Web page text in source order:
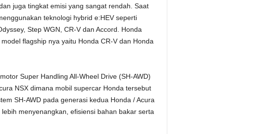
juga tingkat emisi yang sangat rendah. Saat
teknologi hybrid e:HEV seperti
Step WGN, CR-V dan Accord. Honda
flagship nya yaitu Honda CR-V dan Honda
Super Handling All-Wheel Drive (SH-AWD)
NSX dimana mobil supercar Honda tersebut
SH-AWD pada generasi kedua Honda / Acura
menyenangkan, efisiensi bahan bakar serta